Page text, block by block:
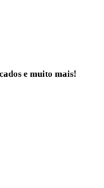
e muito mais!